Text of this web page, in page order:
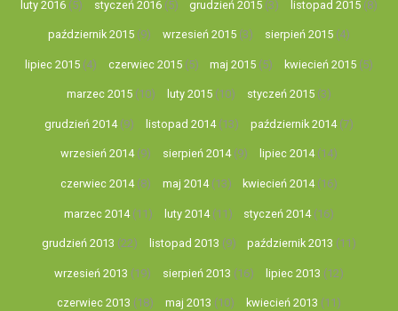
luty 2016(5) styczeń 2016(5) grudzień 2015 (3) listopad 2015 (8)
październik 2015 (9) wrzesień 2015 (3) sierpień 2015(4)
lipiec 2015(4) czerwiec 2015(5) maj 2015 (5) kwiecień 2015 (5)
marzec 2015 (10) luty 2015 (10) styczeń 2015(3)
grudzień 2014(9) listopad 2014(13) październik 2014(7)
wrzesień 2014(9) sierpień 2014(9) lipiec 2014(14)
czerwiec 2014(8) maj 2014(13) kwiecień 2014(16)
marzec 2014(11) luty 2014(11) styczeń 2014(16)
grudzień 2013 (22) listopad 2013 (9) październik 2013 (11)
wrzesień 2013 (19) sierpień 2013 (16) lipiec 2013 (12)
czerwiec 2013 (18) maj 2013 (10) kwiecień 2013 (11)